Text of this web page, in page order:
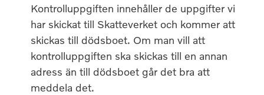
Kontrolluppgiften innehåller de uppgifter vi
har skickat till Skatteverket och kommer att
skickas till dödsboet. Om man vill att
kontrolluppgiften ska skickas till en annan
adress än till dödsboet går det bra att
meddela det.